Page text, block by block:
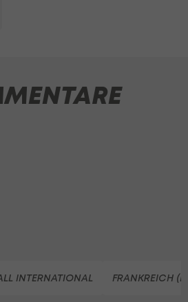
INTERNATIONAL FRANKREICH